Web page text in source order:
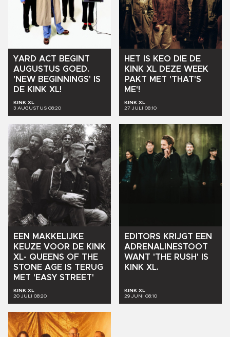
YARD ACT BEGINT
AUGUSTUS GOED.
'NEW BEGINNINGS'
IS
DE KINK XL!
KINK XL
3 AUGUSTUS 08:20
HET IS KEO DIE DE
KINK XL DEZE WEEK
PAKT MET 'THAT'S
ME'!
KINK XL
27 JULI 08:10
EEN
MAKKELIJKE
KEUZE VOOR DE KINK
XL- QUEENS OF THE
STONE AGE IS TERUG
MET 'EASY STREET'
KINK XL
20 JULI 08:20
EDITORS KRIJGT EEN
ADRENALINESTOOT
WANT 'THE RUSH'
IS
KINK XL.
KINK XL
29 JUNI 08:10